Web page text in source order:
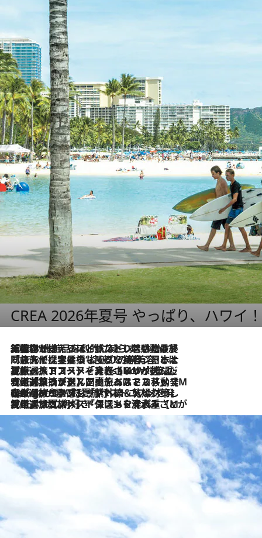
CREA 2026年夏号 やっぱり、ハワイ
2026.8.6
「荷物が増えるほど旅ストレスは増す」美容ジャーナリストがたどり着いた最終結論。“化粧品を劇的に減らす”感動の凝縮美容とは
2026.8.6
「旅先には金髪ウィッグを持参」日本と同じメイクでは損してる!? 美容ジャーナリストが提案する“掟破りの旅美容”とは
2026.8.6
【厳選旅コスメ】「身軽さ＆UV対策重視！」ヘアアーティストshucoが選んだ夏旅ベストコスメを発表【Mサイズジップ】
2026.8.5
【厳選旅コスメ】国内をあちこち移動する河井菜摘が選んだ夏旅ベストコスメ発表！「リラックスアイテムはマスト」【Mサイズジップ】
2026.8.4
【厳選旅コスメ】「紫外線＆乾燥対策しながらメイク感も！」ヘア＆メイクGeorgeが選んだ夏旅ベストコスメを発表！【Mサイズジップ】
2026.8.3
【厳選旅コスメ】「保湿もタイパ重視！」“サウナ好き”タレント清水みさとが愛用する夏旅ベストコスメを発表！【Mサイズジップ】